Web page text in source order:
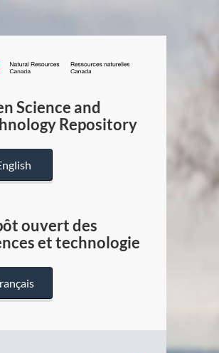
/
Canada
Science and
Repository
ouvert des
et technologie